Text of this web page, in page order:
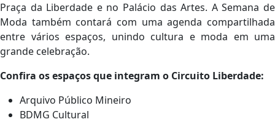
Praça da Liberdade e no Palácio das Artes. A Semana de
Moda também contará com uma agenda compartilhada
entre vários espaços, unindo cultura e moda em uma
grande celebração.
Confira os espaços que integram o Circuito Liberdade:
Arquivo Público Mineiro
BDMG Cultural